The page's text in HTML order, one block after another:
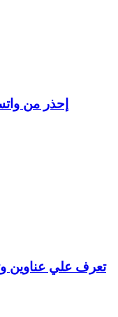
إحذر من
تعرف علي عناوين